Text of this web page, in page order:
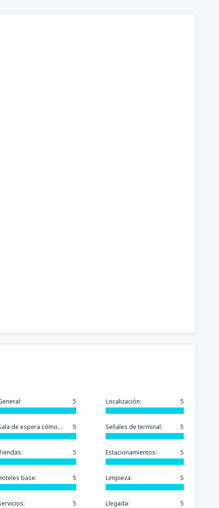
5 Localización: 5
Sala de espera cómoda: 5 Señales de terminal: 5
5 Estacionamientos: 5
base: 5 Limpieza: 5
5 Llegada: 5